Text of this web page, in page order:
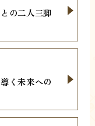
の二人三脚
く未来への